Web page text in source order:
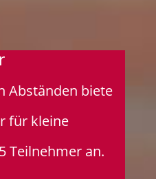
Abständen biete
für kleine
Teilnehmer an.